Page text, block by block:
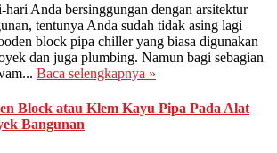
hari Anda bersinggungan dengan arsitektur
tentunya Anda sudah tidak asing lagi
block pipa chiller yang biasa digunakan
dan juga plumbing. Namun bagi sebagian
Baca selengkapnya »
Block atau Klem Kayu Pipa Pada Alat
Bangunan